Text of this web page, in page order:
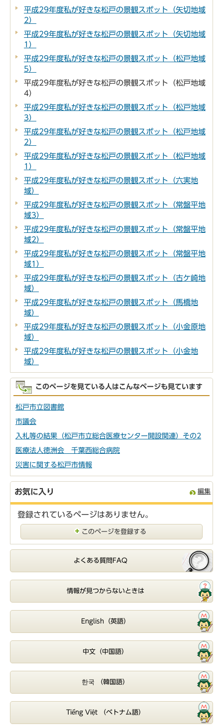
平成29年度私が好きな松戸の景観スポット（矢切地域
2）
平成29年度私が好きな松戸の景観スポット（矢切地域
1）
平成29年度私が好きな松戸の景観スポット（松戸地域
5）
平成29年度私が好きな松戸の景観スポット（松戸地域
4）
平成29年度私が好きな松戸の景観スポット（松戸地域
3）
平成29年度私が好きな松戸の景観スポット（松戸地域
2）
平成29年度私が好きな松戸の景観スポット（松戸地域
1）
平成29年度私が好きな松戸の景観スポット（六実地
域）
平成29年度私が好きな松戸の景観スポット（常盤平地
域3）
平成29年度私が好きな松戸の景観スポット（常盤平地
域2）
平成29年度私が好きな松戸の景観スポット（常盤平地
域1）
平成29年度私が好きな松戸の景観スポット（古ケ崎地
域）
平成29年度私が好きな松戸の景観スポット（馬橋地
域）
平成29年度私が好きな松戸の景観スポット（小金原地
域）
平成29年度私が好きな松戸の景観スポット（小金地
域）
このページを見ている人はこんなページも見ています
松戸市立図書館
市議会
入札等の結果（松戸市立総合医療センター開設関連）その2
医療法人徳洲会 千葉西総合病院
災害に関する松戸市情報
お気に入り 編集
登録されているページはありません。
このページを登録する
よくある質問FAQ
情報が見つからないときは
English（英語）
中文（中国語）
한국 （韓国語）
Tiếng Việt （ベトナム語）